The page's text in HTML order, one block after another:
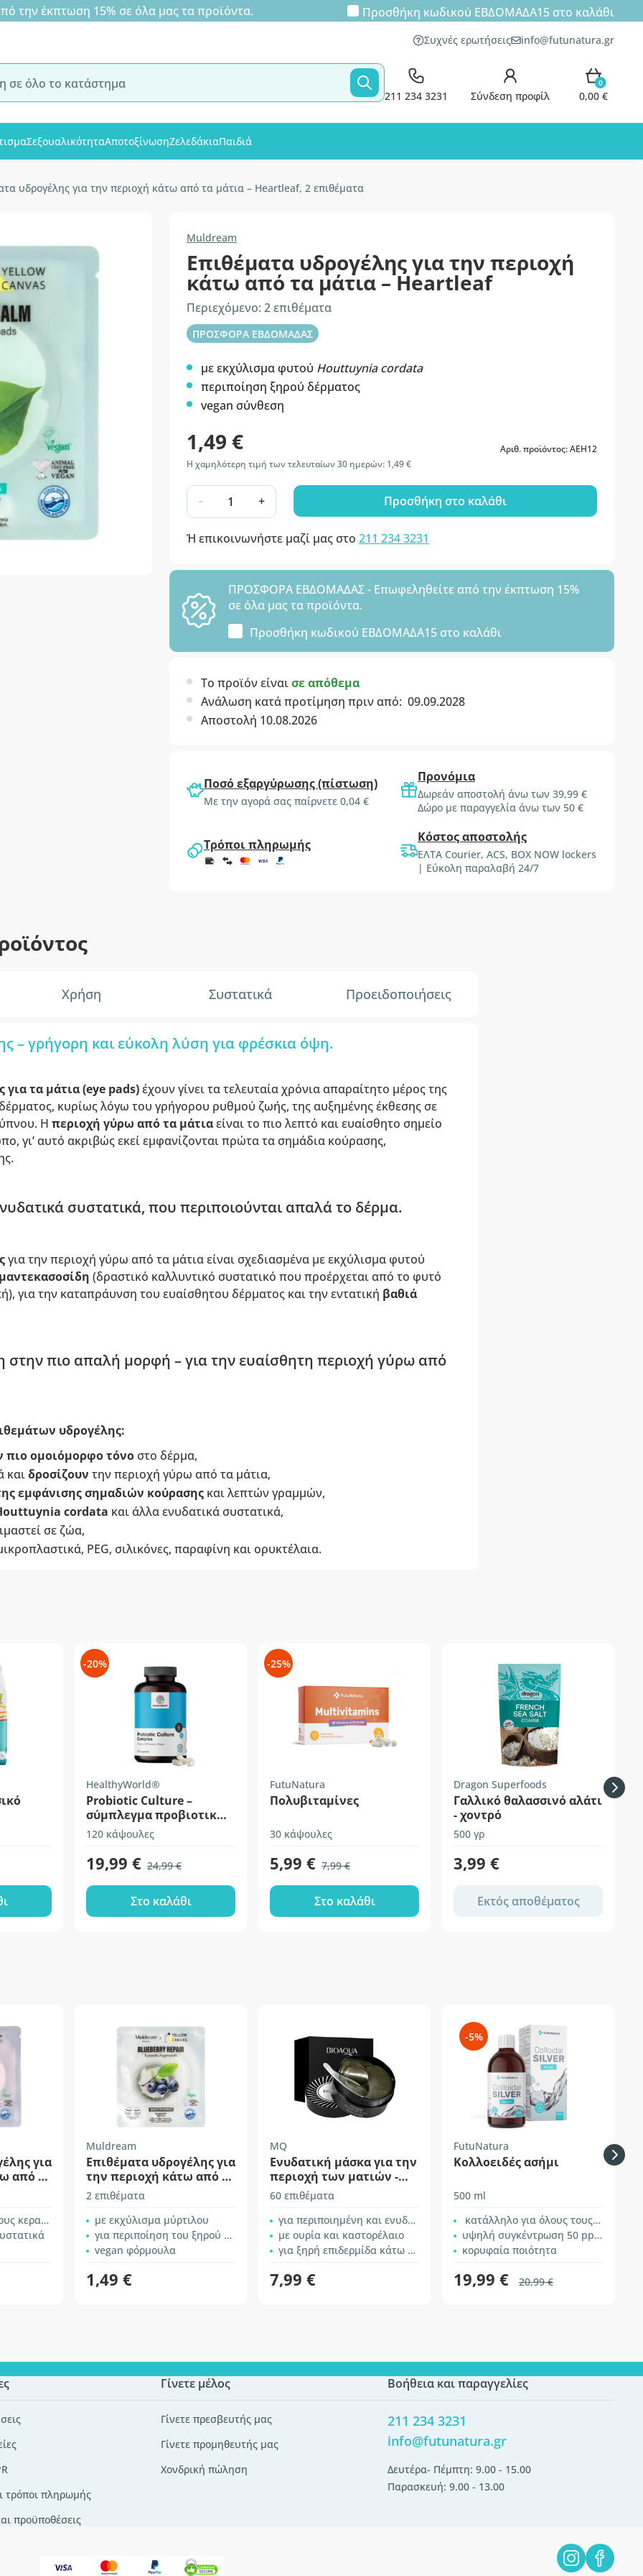
έκπτωση 15% σε όλα μας τα προϊόντα. Προσθήκη κωδικού ΕΒΔΟΜΑΔΑ15στο καλάθι
Συχνές ερωτήσεις info@futunatura.gr
211 234 3231 Σύνδεση προφίλ
0
0,00 €
ΣεξουαλικότηταΑποτοξίνωσηΖελεδάκιαΠαιδιά
υδρογέλης για την περιοχή κάτω από τα μάτια – Heartleaf, 2 επιθέματα
Muldream
Επιθέματα υδρογέλης για την περιοχή
κάτω από τα μάτια – Heartleaf
Περιεχόμενο: 2 επιθέματα
ΠΡΟΣΦΟΡΑ ΕΒΔΟΜΑΔΑΣ
με εκχύλισμα φυτού Houttuynia cordata
περιποίηση ξηρού δέρματος
vegan σύνθεση
1,49 €
Αριθ. προϊόντος: AEH12
Η χαμηλότερη τιμή των τελευταίων 30 ημερών: 1,49 €
- + Προσθήκη στο καλάθι
Ή επικοινωνήστε μαζί μας στο 211 234 3231
ΠΡΟΣΦΟΡΑ ΕΒΔΟΜΑΔΑΣ - Επωφεληθείτε από την έκπτωση 15%
σε όλα μας τα προϊόντα.
Προσθήκη κωδικού ΕΒΔΟΜΑΔΑ15 στο καλάθι
Το προϊόν είναισε απόθεμα
Ανάλωση κατά προτίμηση πριν από: 09.09.2028
Αποστολή 10.08.2026
Ποσό εξαργύρωσης (πίστωση)
Με την αγορά σας παίρνετε 0,04 €
Προνόμια
Δωρεάν αποστολή άνω των 39,99 €
Δώρο με παραγγελία άνω των 50 €
Τρόποι πληρωμής Κόστος αποστολής
ΕΛΤΑ Courier, ACS, BOX NOW lockers
| Εύκολη παραλαβή 24/7
Χρήση Συστατικά Προειδοποιήσεις
– γρήγορη και εύκολη λύση για φρέσκια όψη.
τα μάτια (eye pads)έχουν γίνει τα τελευταία χρόνια απαραίτητο μέρος της
κυρίως λόγω του γρήγορου ρυθμού ζωής, της αυξημένης έκθεσης σε
Η περιοχή γύρω από τα μάτιαείναι το πιο λεπτό και ευαίσθητο σημείο
γι’ αυτό ακριβώς εκεί εμφανίζονται πρώτα τα σημάδια κούρασης,
συστατικά, που περιποιούνται απαλά το δέρμα.
για την περιοχή γύρω από τα μάτια είναι σχεδιασμένα με εκχύλισμα φυτού
μαντεκασοσίδη (δραστικό καλλυντικό συστατικό που προέρχεται από το φυτό
για την καταπράυνση του ευαίσθητου δέρματος και την εντατική βαθιά
στην πιο απαλή μορφή – για την ευαίσθητη περιοχή γύρω από
υδρογέλης:
πιο ομοιόμορφο τόνοστο δέρμα,
καιδροσίζουν την περιοχή γύρω από τα μάτια,
εμφάνισης σημαδιών κούρασηςκαι λεπτών γραμμών,
cordata και άλλα ενυδατικά συστατικά,
σε ζώα,
PEG, σιλικόνες, παραφίνη και ορυκτέλαια.
-20%
HealthyWorld®
Probiotic Culture –
σύμπλεγμα προβιοτικών
καλλιεργειών
120 κάψουλες
19,99 € 24,99 €
Στο καλάθι
-25%
FutuNatura
Πολυβιταμίνες
30 κάψουλες
5,99 € 7,99 €
Στο καλάθι
Dragon Superfoods
Γαλλικό θαλασσινό αλάτι
- χοντρό
500 γρ
3,99 €
Εκτός αποθέματος
για
από τα
Muldream
Επιθέματα υδρογέλης για
την περιοχή κάτω από τα
μάτια – Blueberry
2 επιθέματα
με εκχύλισμα μύρτιλου
για περιποίηση του ξηρού δέρματος γύρω από τα μάτια
vegan φόρμουλα
1,49 €
MQ
Ενυδατική μάσκα για την
περιοχή των ματιών -
μαύρα μαργαριτάρια
60 επιθέματα
για περιποιημένη και ενυδατωμένη επιδερμίδα
με ουρία και καστορέλαιο
για ξηρή επιδερμίδα κάτω από τα μάτια
7,99 €
-5%
FutuNatura
Κολλοειδές ασήμι
500 ml
κατάλληλο για όλους τους τύπους δέρματος
υψηλή συγκέντρωση 50 ppm
κορυφαία ποιότητα
19,99 € 20,99 €
τρόποι πληρωμής
προϋποθέσεις
Γίνετε μέλος
Γίνετε πρεσβευτής μας
Γίνετε προμηθευτής μας
Χονδρική πώληση
Βοήθεια και παραγγελίες
211 234 3231
info@futunatura.gr
Δευτέρα- Πέμπτη: 9.00 - 15.00
Παρασκευή: 9.00 - 13.00